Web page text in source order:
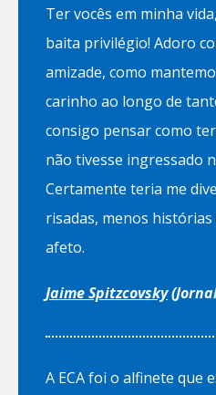
Ter vocês em minha
baita privilégio! Adoro
amizade, como
carinho ao longo de
consigo pensar como
não tivesse ingressado
Certamente teria me
risadas, menos
afeto.
Jaime Spitzcovsky
A ECA foi o alfinete que